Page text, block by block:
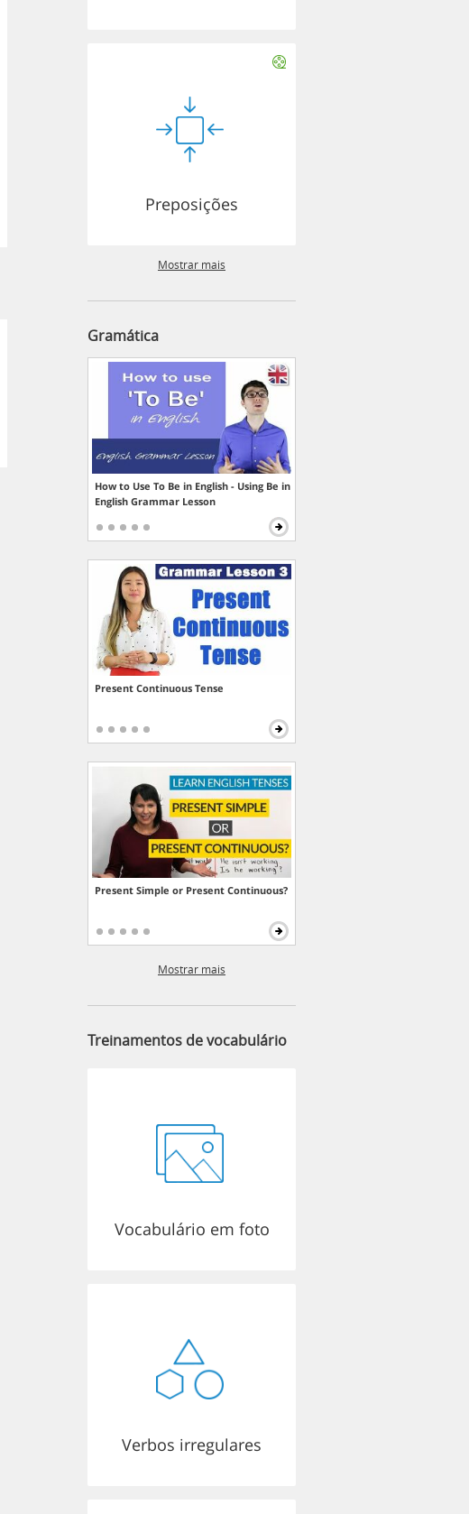
Preposições
Mostrar mais
Gramática
How to Use To Be in English - Using Be in
English Grammar Lesson
Present Continuous Tense
Present Simple or Present Continuous?
Mostrar mais
Treinamentos de vocabulário
Vocabulário em foto
Verbos irregulares